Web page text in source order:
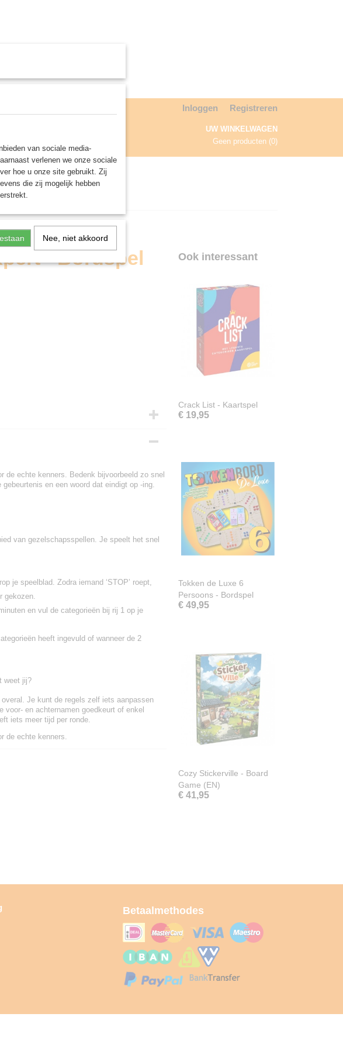
Inloggen Registreren
UW WINKELWAGEN
Geen producten (0)
GAMES AGENDA
- Bordspel
de echte kenners. Bedenk bijvoorbeeld zo snel
en een woord dat eindigt op -ing.
van gezelschapsspellen. Je speelt het snel
je speelblad. Zodra iemand ‘STOP’ roept,
gekozen.
en vul de categorieën bij rij 1 op je
heeft ingevuld of wanneer de 2
weet jij?
Je kunt de regels zelf iets aanpassen
en achternamen goedkeurt of enkel
iets meer tijd per ronde.
de echte kenners.
Ook interessant
Crack List - Kaartspel
€ 19,95
Tokken de Luxe 6
Persoons - Bordspel
€ 49,95
Cozy Stickerville - Board
Game (EN)
€ 41,95
Betaalmethodes
van sociale media-
verlenen we onze sociale
hoe u onze site gebruikt. Zij
die zij mogelijk hebben
Nee, niet akkoord